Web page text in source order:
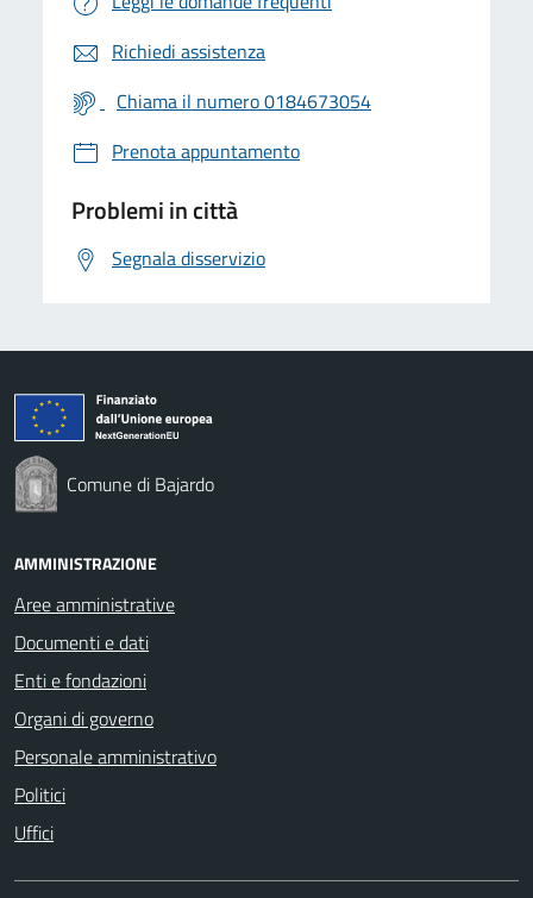
Richiedi assistenza
Chiama il numero 0184673054
Prenota appuntamento
Problemi in città
Segnala disservizio
Comune di Bajardo
AMMINISTRAZIONE
Aree amministrative
Documenti e dati
Enti e fondazioni
Organi di governo
Personale amministrativo
Politici
Uffici